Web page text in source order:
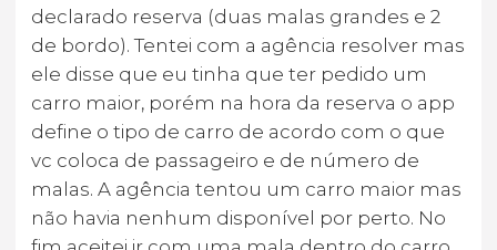
declarado reserva (duas malas grandes e 2
de bordo). Tentei com a agência resolver mas
ele disse que eu tinha que ter pedido um
carro maior, porém na hora da reserva o app
define o tipo de carro de acordo com o que
vc coloca de passageiro e de número de
malas. A agência tentou um carro maior mas
não havia nenhum disponível por perto. No